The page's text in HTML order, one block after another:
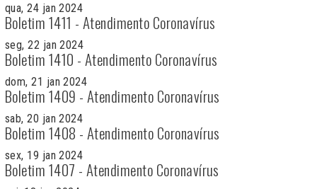
qua, 24 jan 2024
Boletim 1411 - Atendimento Coronavírus
seg, 22 jan 2024
Boletim 1410 - Atendimento Coronavírus
dom, 21 jan 2024
Boletim 1409 - Atendimento Coronavírus
sab, 20 jan 2024
Boletim 1408 - Atendimento Coronavírus
sex, 19 jan 2024
Boletim 1407 - Atendimento Coronavírus